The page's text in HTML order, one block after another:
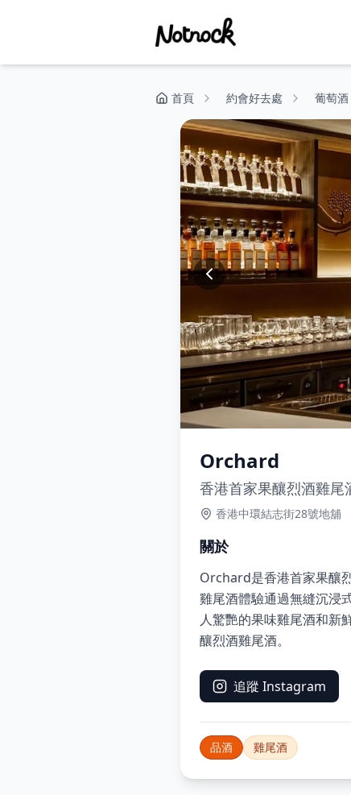
首頁 約會好去處 葡萄酒
Orchard
香港首家果釀烈酒雞尾
香港中環結志街28號地舖
關於
Orchard是香港首家果釀
雞尾酒體驗通過無縫沉浸
人驚艷的果味雞尾酒和新
釀烈酒雞尾酒。
追蹤 Instagram
品酒 雞尾酒